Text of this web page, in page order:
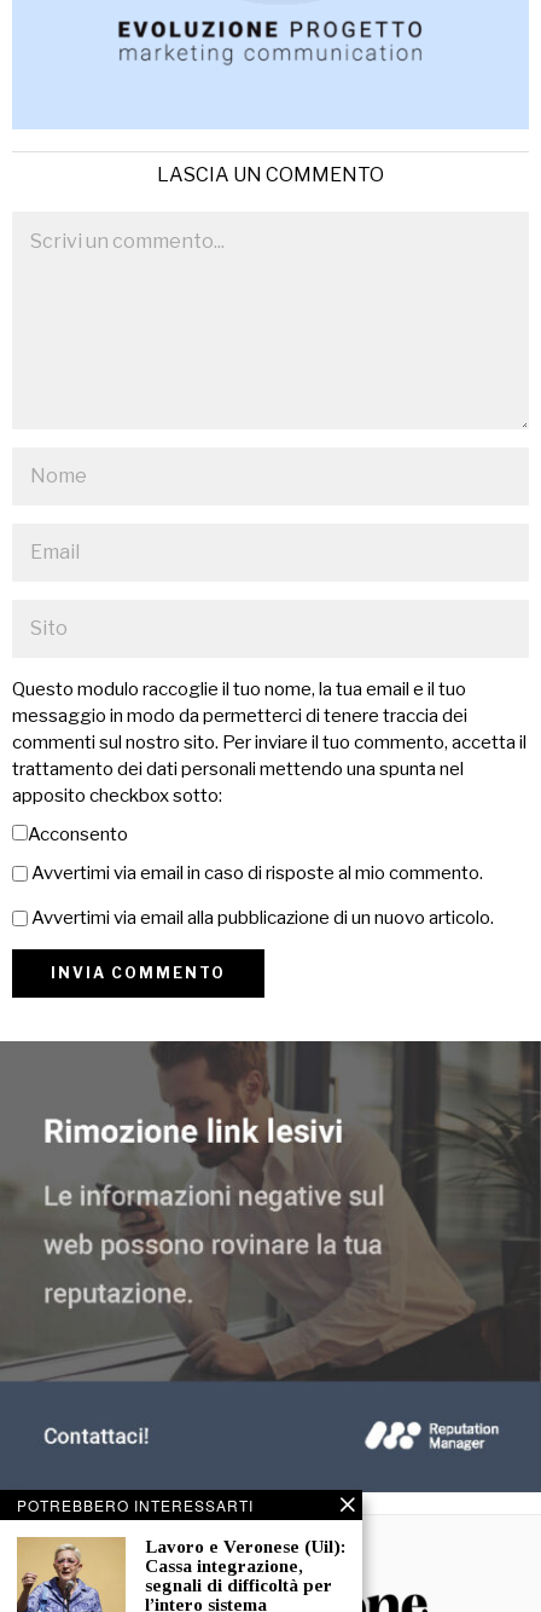
LASCIA UN COMMENTO
Questo modulo raccoglie il tuo nome, la tua email e il tuo
messaggio in modo da permetterci di tenere traccia dei
commenti sul nostro sito. Per inviare il tuo commento, accetta il
trattamento dei dati personali mettendo una spunta nel
apposito checkbox sotto:
Acconsento
Avvertimi via email in caso di risposte al mio commento.
Avvertimi via email alla pubblicazione di un nuovo articolo.
POTREBBERO INTERESSARTI
Lavoro e Veronese (Uil):
Cassa integrazione,
segnali di difficoltà per
l’intero sistema